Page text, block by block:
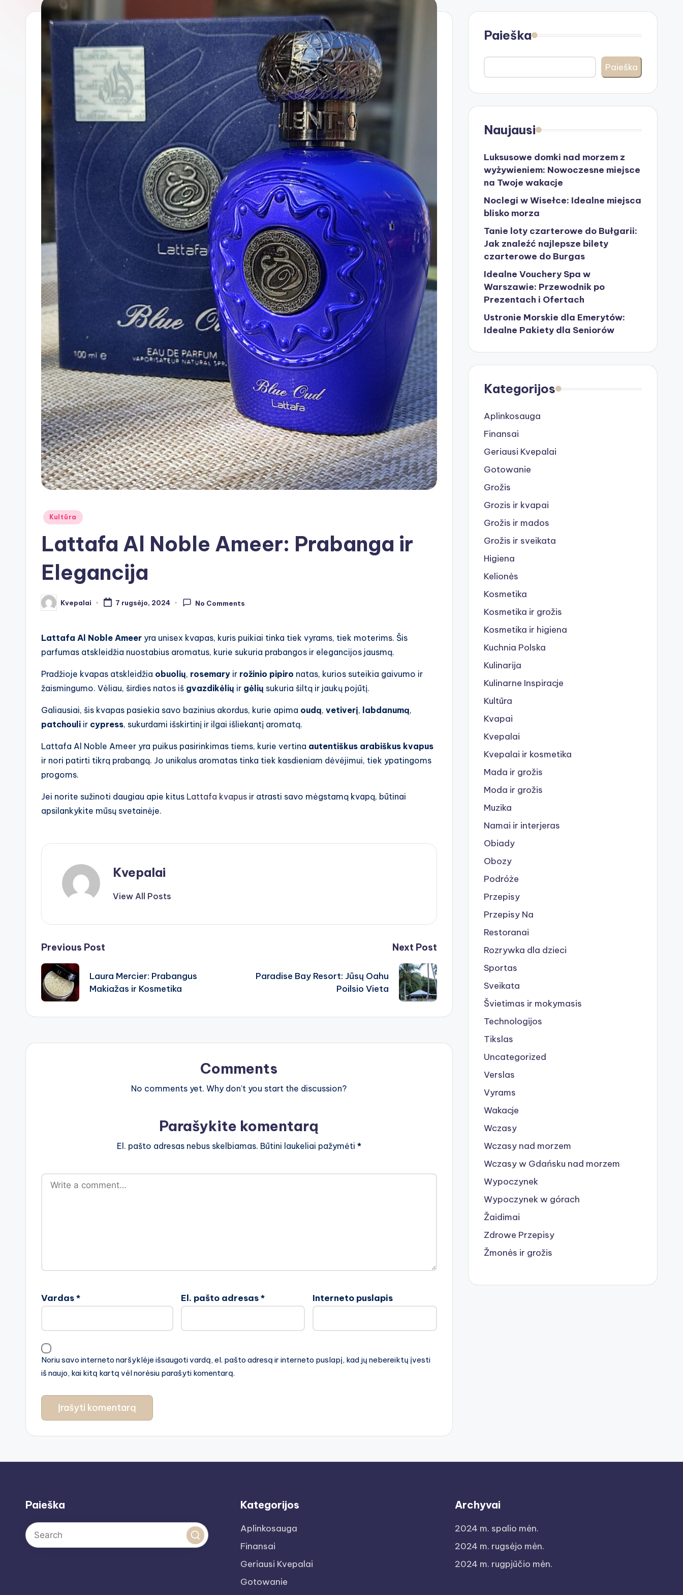
Posted
Kultūra
Lattafa Al Noble Ameer: Prabanga ir
Elegancija
Posted
by
Kvepalai 7 rugsėjo, 2024 No Comments
Lattafa Al Noble Ameer yra unisex kvapas, kuris puikiai tinka tiek vyrams, tiek moterims. Šis
parfumas atskleidžia nuostabius aromatus, kurie sukuria prabangos ir elegancijos jausmą.
Pradžioje kvapas atskleidžia obuolių, rosemary ir rožinio pipiro natas, kurios suteikia gaivumo ir
žaismingumo. Vėliau, širdies natos iš gvazdikėlių ir gėlių sukuria šiltą ir jaukų pojūtį.
Galiausiai, šis kvapas pasiekia savo bazinius akordus, kurie apima oudą, vetiverį, labdanumą,
patchouli ir cypress, sukurdami išskirtinį ir ilgai išliekantį aromatą.
Lattafa Al Noble Ameer yra puikus pasirinkimas tiems, kurie vertina autentiškus arabiškus kvapus
ir nori patirti tikrą prabangą. Jo unikalus aromatas tinka tiek kasdieniam dėvėjimui, tiek ypatingoms
progoms.
Jei norite sužinoti daugiau apie kitus Lattafa kvapus ir atrasti savo mėgstamą kvapą, būtinai
apsilankykite mūsų svetainėje.
Kvepalai
View All Posts
Post
navigation
Previous Post
Laura Mercier: Prabangus
Makiažas ir Kosmetika
Next Post
Paradise Bay Resort: Jūsų Oahu
Poilsio Vieta
Comments
No comments yet. Why don’t you start the discussion?
Parašykite komentarą
El. pašto adresas nebus skelbiamas. Būtini laukeliai pažymėti *
Vardas* El. pašto adresas* Interneto puslapis
Noriu savo interneto naršyklėje išsaugoti vardą, el. pašto adresą ir interneto puslapį, kad jų nebereiktų įvesti
iš naujo, kai kitą kartą vėl norėsiu parašyti komentarą.
Paieška
Paieška
Naujausi
Luksusowe domki nad morzem z
wyżywieniem: Nowoczesne miejsce
na Twoje wakacje
Noclegi w Wisełce: Idealne miejsca
blisko morza
Tanie loty czarterowe do Bułgarii:
Jak znaleźć najlepsze bilety
czarterowe do Burgas
Idealne Vouchery Spa w
Warszawie: Przewodnik po
Prezentach i Ofertach
Ustronie Morskie dla Emerytów:
Idealne Pakiety dla Seniorów
Kategorijos
Aplinkosauga
Finansai
Geriausi Kvepalai
Gotowanie
Grožis
Grozis ir kvapai
Grožis ir mados
Grožis ir sveikata
Higiena
Kelionės
Kosmetika
Kosmetika ir grožis
Kosmetika ir higiena
Kuchnia Polska
Kulinarija
Kulinarne Inspiracje
Kultūra
Kvapai
Kvepalai
Kvepalai ir kosmetika
Mada ir grožis
Moda ir grožis
Muzika
Namai ir interjeras
Obiady
Obozy
Podróże
Przepisy
Przepisy Na
Restoranai
Rozrywka dla dzieci
Sportas
Sveikata
Švietimas ir mokymasis
Technologijos
Tikslas
Uncategorized
Verslas
Vyrams
Wakacje
Wczasy
Wczasy nad morzem
Wczasy w Gdańsku nad morzem
Wypoczynek
Wypoczynek w górach
Žaidimai
Zdrowe Przepisy
Žmonės ir grožis
Paieška Kategorijos
Aplinkosauga
Finansai
Geriausi Kvepalai
Gotowanie
Archyvai
2024 m. spalio mėn.
2024 m. rugsėjo mėn.
2024 m. rugpjūčio mėn.